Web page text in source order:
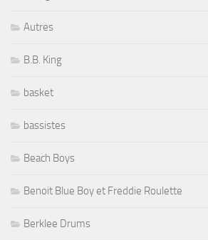
Autres
B.B. King
basket
bassistes
Beach Boys
Benoit Blue Boy et Freddie Roulette
Berklee Drums